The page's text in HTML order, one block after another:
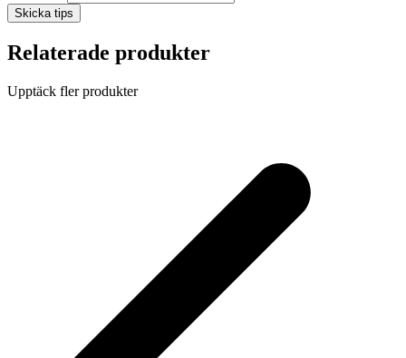
Skicka tips
Relaterade produkter
Upptäck fler produkter